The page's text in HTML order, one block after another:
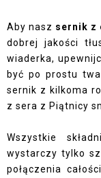
Aby nasz sernik z
dobrej jakości
wiaderka,
być po prostu
sernik z kilkoma
z sera z Piątnicy
Wszystkie
wystarczy tylko
połączenia